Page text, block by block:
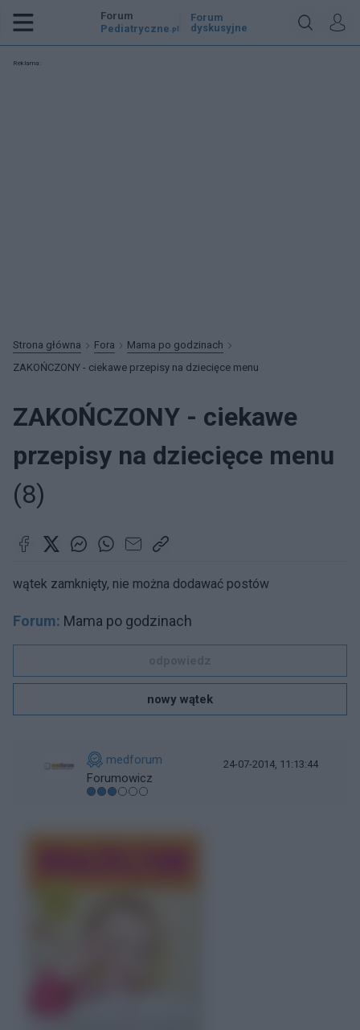
Forum
Pediatryczne .pl
Forum
dyskusyjne
Reklama:
Strona główna Fora
Mama po godzinach
ZAKOŃCZONY - ciekawe przepisy na dziecięce menu
ZAKOŃCZONY - ciekawe
przepisy na dziecięce menu
(8)
wątek zamknięty, nie można dodawać postów
Forum: Mama po godzinach
nowy wątek
medforum
Forumowicz
24-07-2014, 11:13:44